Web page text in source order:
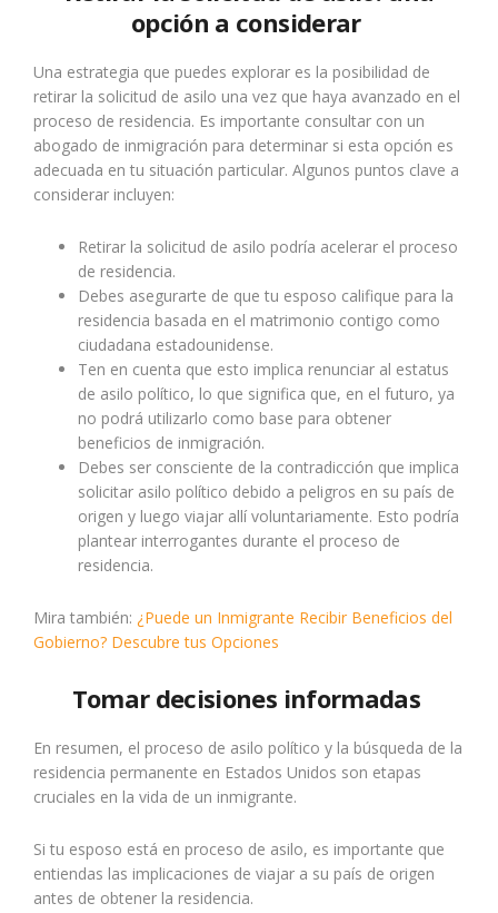
opción a considerar
Una estrategia que puedes explorar es la posibilidad de
retirar la solicitud de asilo una vez que haya avanzado en el
proceso de residencia. Es importante consultar con un
abogado de inmigración para determinar si esta opción es
adecuada en tu situación particular. Algunos puntos clave a
considerar incluyen:
Retirar la solicitud de asilo podría acelerar el proceso
de residencia.
Debes asegurarte de que tu esposo califique para la
residencia basada en el matrimonio contigo como
ciudadana estadounidense.
Ten en cuenta que esto implica renunciar al estatus
de asilo político, lo que significa que, en el futuro, ya
no podrá utilizarlo como base para obtener
beneficios de inmigración.
Debes ser consciente de la contradicción que implica
solicitar asilo político debido a peligros en su país de
origen y luego viajar allí voluntariamente. Esto podría
plantear interrogantes durante el proceso de
residencia.
Mira también: ¿Puede un Inmigrante Recibir Beneficios del
Gobierno? Descubre tus Opciones
Tomar decisiones informadas
En resumen, el proceso de asilo político y la búsqueda de la
residencia permanente en Estados Unidos son etapas
cruciales en la vida de un inmigrante.
Si tu esposo está en proceso de asilo, es importante que
entiendas las implicaciones de viajar a su país de origen
antes de obtener la residencia.